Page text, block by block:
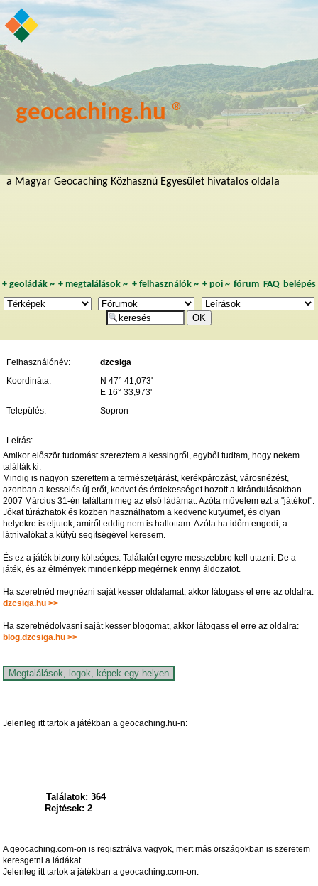
geocaching.hu ®
a Magyar Geocaching Közhasznú Egyesület hivatalos oldala
+ geoládák~ +megtalálások ~ + felhasználók~ + poi~ fórum FAQ belépés
Felhasználónév:
dzcsiga
Koordináta:
N 47° 41,073'
E 16° 33,973'
Település:
Sopron
Leírás:
Amikor először tudomást szereztem a kessingről, egyből tudtam, hogy nekem
találták ki.
Mindig is nagyon szerettem a természetjárást, kerékpározást, városnézést,
azonban a kesselés új erőt, kedvet és érdekességet hozott a kirándulásokban.
2007 Március 31-én találtam meg az első ládámat. Azóta művelem ezt a "játékot".
Jókat túrázhatok és közben használhatom a kedvenc kütyümet, és olyan
helyekre is eljutok, amiről eddig nem is hallottam. Azóta ha időm engedi, a
látnivalókat a kütyü segítségével keresem.
És ez a játék bizony költséges. Találatért egyre messzebbre kell utazni. De a
játék, és az élmények mindenképp megérnek ennyi áldozatot.
Ha szeretnéd megnézni saját kesser oldalamat, akkor látogass el erre az oldalra:
dzcsiga.hu >>
Ha szeretnédolvasni saját kesser blogomat, akkor látogass el erre az oldalra:
blog.dzcsiga.hu >>
Jelenleg itt tartok a játékban a geocaching.hu-n:
Találatok: 364
Rejtések: 2
A geocaching.com-on is regisztrálva vagyok, mert más országokban is szeretem
keresgetni a ládákat.
Jelenleg itt tartok a játékban a geocaching.com-on: